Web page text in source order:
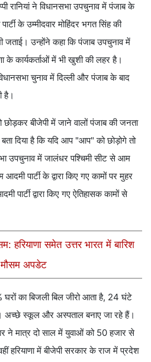
रानियां ने विधानसभा उपचुनाव में पंजाब के
के उम्मीदवार मोहिंदर भगत सिंह की
उन्होंने कहा कि पंजाब उपचुनाव में
के कार्यकर्ताओं में भी खुशी की लहर है।
चुनाव में दिल्ली और पंजाब के बाद
है।
छोड़कर बीजेपी में जाने वालों पंजाब की जनता
दिया है कि यदि आप "आप" को छोड़ोगे तो
उपचुनाव में जालंधर पश्चिमी सीट से आम
पार्टी के द्वारा किए गए कामों पर मुहर
पार्टी द्वारा किए गए ऐतिहासक कामों से
हरियाणा समेत उत्तर भारत में बारिश
अपडेट
का बिजली बिल जीरो आता है, 24 घंटे
अच्छे स्कूल और अस्पताल बनाए जा रहे हैं।
ने मात्र दो साल में युवाओं को 50 हजार से
हरियाणा में बीजेपी सरकार के राज में प्रदेश